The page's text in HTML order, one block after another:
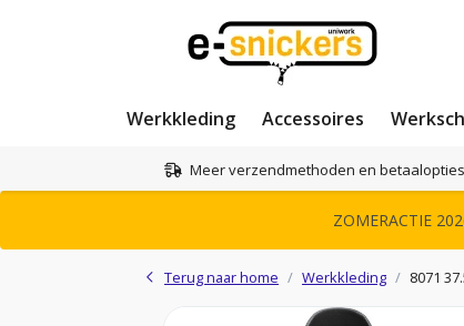
Werkkleding Accessoires
Meer verzendmethoden en
ZOMERACTIE
Terug naar home Werkkleding 8071